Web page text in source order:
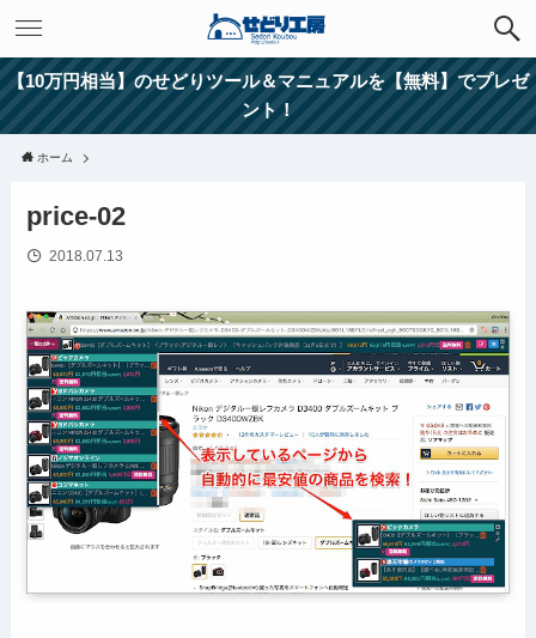
【10万円相当】のせどりツール＆マニュアルを【無料】でプレゼ
ント！
ホーム
price-02
2018.07.13